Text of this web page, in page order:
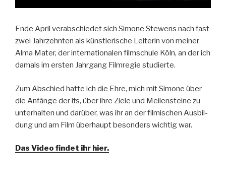
Ende April ver­ab­schiedet sich Simone Stewens nach fast
zwei Jahrzehn­ten als kün­st­lerische Lei­t­erin von mein­er
Alma Mater, der inter­na­tionalen film­schule Köln, an der ich
damals im ersten Jahrgang Film­regie studierte.
Zum Abschied hat­te ich die Ehre, mich mit Simone über
die Anfänge der ifs, über ihre Ziele und Meilen­steine zu
unter­hal­ten und darüber, was ihr an der filmis­chen Aus­bil­
dung und am Film über­haupt beson­ders wichtig war.
Das Video find­et ihr hier.